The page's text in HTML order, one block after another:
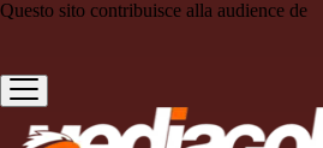
Questo sito contribuisce alla audience de